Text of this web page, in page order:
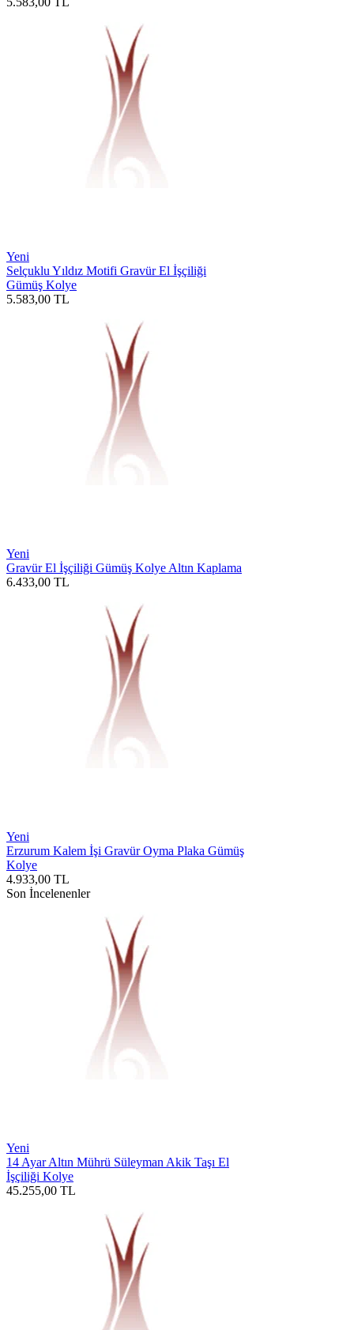
Yeni
Selçuklu Yıldız Motifi Gravür El İşçiliği
Gümüş Kolye
5.583,00 TL
Yeni
Gravür El İşçiliği Gümüş Kolye Altın Kaplama
6.433,00 TL
Yeni
Erzurum Kalem İşi Gravür Oyma Plaka Gümüş
Kolye
4.933,00 TL
Son İncelenenler
Yeni
14 Ayar Altın Mührü Süleyman Akik Taşı El
İşçiliği Kolye
45.255,00 TL